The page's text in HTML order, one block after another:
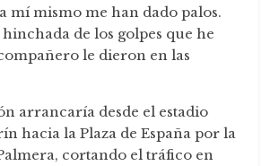
mí mismo me han dado palos.
de los golpes que he
le dieron en las
arrancaría desde el estadio
hacia la Plaza de España por la
cortando el tráfico en